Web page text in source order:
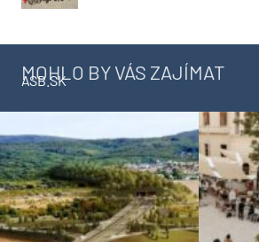
MOHLO BY VÁS ZAJÍMAT
ASB.SK